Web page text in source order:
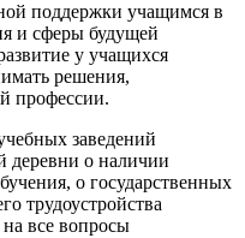
поддержки учащимся в
и сферы будущей
у учащихся
решения,
профессии.
заведений
деревни о наличии
о государственных
трудоустройства
все вопросы